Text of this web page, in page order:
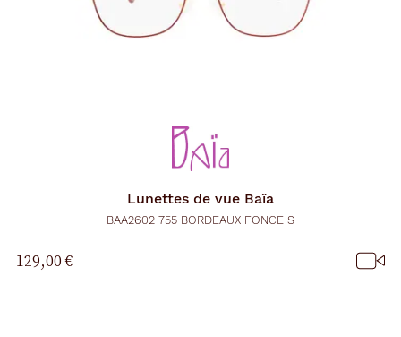
Lunettes de vue Baïa
BAA2602 755 BORDEAUX FONCE S
129,00 €